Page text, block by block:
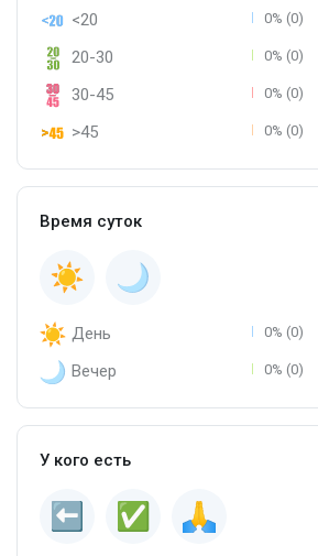
<20 0% (0)
20-30 0% (0)
30-45 0% (0)
>45 0% (0)
Время суток
День 0% (0)
Вечер 0% (0)
У кого есть